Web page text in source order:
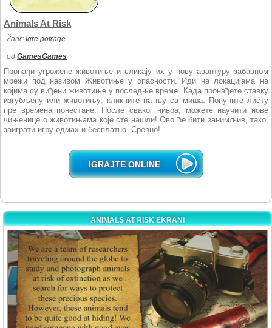
Animals At Risk
Žanr: Igre potrage
od GamesGames
Пронађи угрожене животиње и сликају их у нову авантуру забавном
мрежи под називом Животиње у опасности. Иди на локацијама на
којима су виђени животиње у последње време. Када пронађете ставку
изгубљену или животињу, кликните на њу са миша. Попуните листу
пре времена понестане. После сваког нивоа, можете научити нове
чињенице о животињама које сте нашли! Ово ће бити занимљив, тако,
заиграти игру одмах и бесплатно. Срећно!
IGRAJTE ONLINE
ANIMALS AT RISK EKRANI